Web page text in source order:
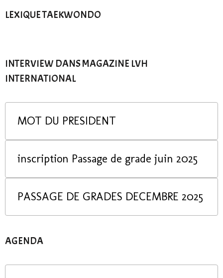
LEXIQUE TAEKWONDO
INTERVIEW DANS MAGAZINE LVH
INTERNATIONAL
MOT DU PRESIDENT
inscription Passage de grade juin 2025
PASSAGE DE GRADES DECEMBRE 2025
AGENDA